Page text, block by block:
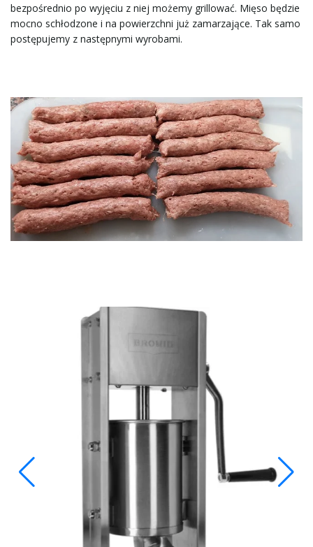
bezpośrednio po wyjęciu z niej możemy grillować. Mięso będzie
mocno schłodzone i na powierzchni już zamarzające. Tak samo
postępujemy z następnymi wyrobami.